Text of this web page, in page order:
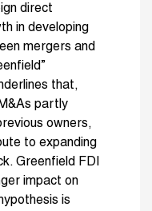
direct
in developing
mergers and
that,
partly
owners,
to expanding
Greenfield FDI
impact on
is